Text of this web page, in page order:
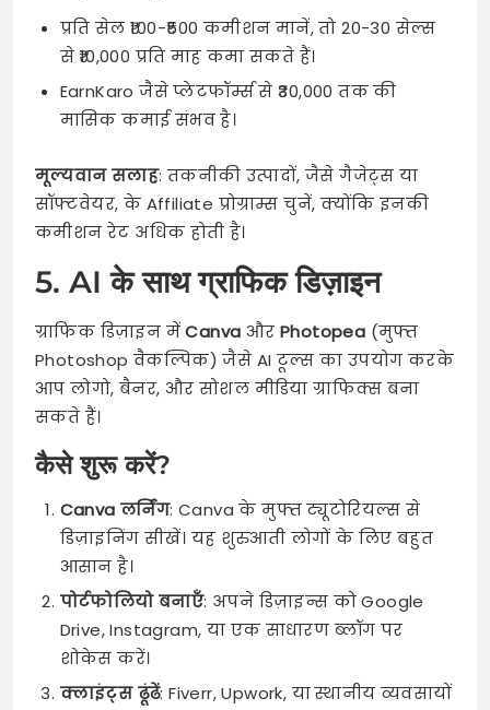
प्रति सेल ₹100-₹500 कमीशन मानें, तो 20-30 सेल्स
से ₹10,000 प्रति माह कमा सकते हैं।
EarnKaro जैसे प्लेटफॉर्म्स से ₹30,000 तक की
मासिक कमाई संभव है।
मूल्यवान सलाह: तकनीकी उत्पादों, जैसे गैजेट्स या
सॉफ्टवेयर, के Affiliate प्रोग्राम्स चुनें, क्योंकि इनकी
कमीशन रेट अधिक होती है।
5. AI के साथ ग्राफिक डिज़ाइन
ग्राफिक डिज़ाइन मेंCanva औरPhotopea (मुफ्त
Photoshop वैकल्पिक) जैसे AI टूल्स का उपयोग करके
आप लोगो, बैनर, और सोशल मीडिया ग्राफिक्स बना
सकते हैं।
कैसे शुरू करें?
Canva लर्निंग: Canva के मुफ्त ट्यूटोरियल्स से
डिज़ाइनिंग सीखें। यह शुरुआती लोगों के लिए बहुत
आसान है।
पोर्टफोलियो बनाएँ: अपने डिज़ाइन्स को Google
Drive, Instagram, या एक साधारण ब्लॉग पर
शोकेस करें।
क्लाइंट्स ढूंढें: Fiverr, Upwork, या स्थानीय व्यवसायों